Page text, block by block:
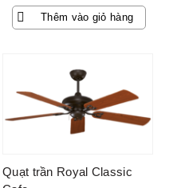
Thêm vào giỏ hàng
Quạt trần Royal Classic